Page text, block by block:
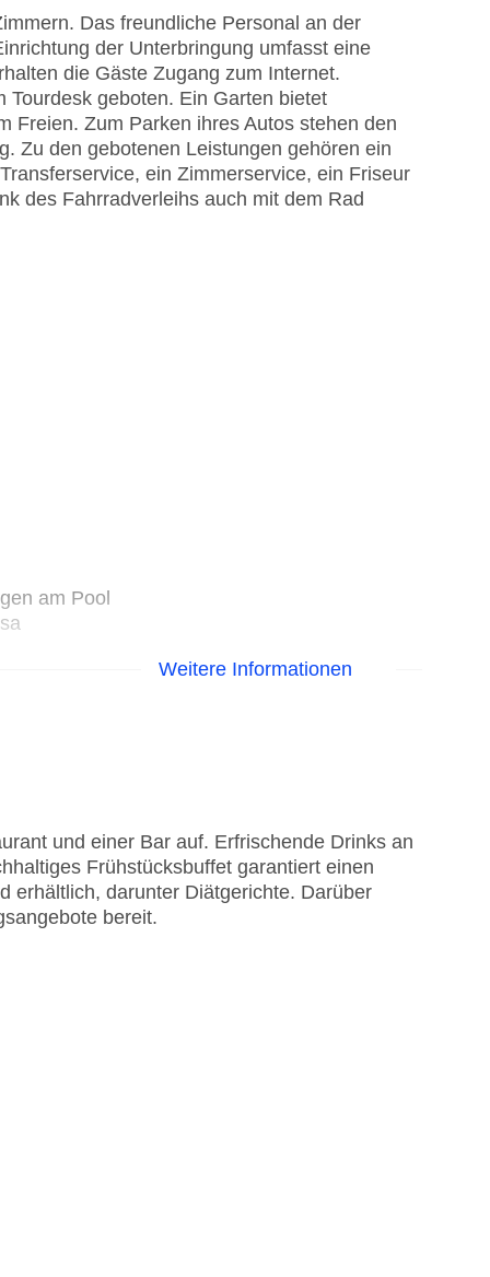
Das freundliche Personal an der
der Unterbringung umfasst eine
die Gäste Zugang zum Internet.
geboten. Ein Garten bietet
Freien. Zum Parken ihres Autos stehen den
Zu den gebotenen Leistungen gehören ein
ein Zimmerservice, ein Friseur
des Fahrradverleihs auch mit dem Rad
am Pool
Weitere Informationen
und einer Bar auf. Erfrischende Drinks an
Frühstücksbuffet garantiert einen
erhältlich, darunter Diätgerichte. Darüber
bereit.